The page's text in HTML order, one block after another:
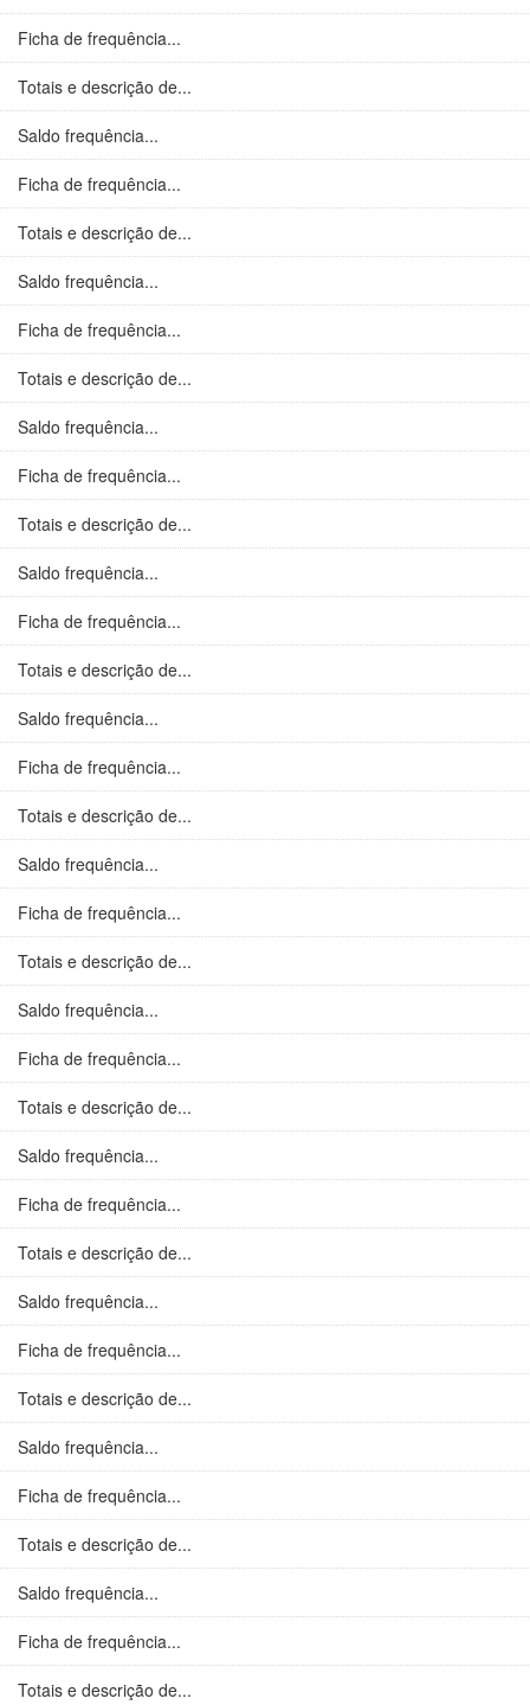
Ficha de frequência...
Totais e descrição de...
Saldo frequência...
Ficha de frequência...
Totais e descrição de...
Saldo frequência...
Ficha de frequência...
Totais e descrição de...
Saldo frequência...
Ficha de frequência...
Totais e descrição de...
Saldo frequência...
Ficha de frequência...
Totais e descrição de...
Saldo frequência...
Ficha de frequência...
Totais e descrição de...
Saldo frequência...
Ficha de frequência...
Totais e descrição de...
Saldo frequência...
Ficha de frequência...
Totais e descrição de...
Saldo frequência...
Ficha de frequência...
Totais e descrição de...
Saldo frequência...
Ficha de frequência...
Totais e descrição de...
Saldo frequência...
Ficha de frequência...
Totais e descrição de...
Saldo frequência...
Ficha de frequência...
Totais e descrição de...